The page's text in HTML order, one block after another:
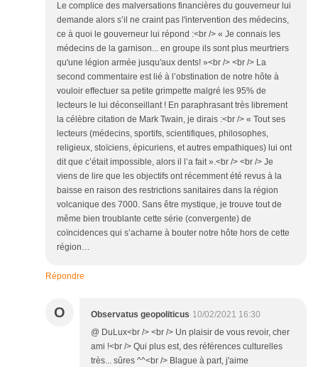
Le complice des malversations financières du gouverneur lui
demande alors s’il ne craint pas l'intervention des médecins,
ce à quoi le gouverneur lui répond :<br /> « Je connais les
médecins de la garnison... en groupe ils sont plus meurtriers
qu'une légion armée jusqu'aux dents! »<br /> <br /> La
second commentaire est lié à l’obstination de notre hôte à
vouloir effectuer sa petite grimpette malgré les 95% de
lecteurs le lui déconseillant ! En paraphrasant très librement
la célèbre citation de Mark Twain, je dirais :<br /> « Tout ses
lecteurs (médecins, sportifs, scientifiques, philosophes,
religieux, stoïciens, épicuriens, et autres empathiques) lui ont
dit que c’était impossible, alors il l’a fait ».<br /> <br /> Je
viens de lire que les objectifs ont récemment été revus à la
baisse en raison des restrictions sanitaires dans la région
volcanique des 7000. Sans être mystique, je trouve tout de
même bien troublante cette série (convergente) de
coïncidences qui s’acharne à bouter notre hôte hors de cette
région…
Répondre
O Observatus geopoliticus 10/02/2021 16:30
@ DuLux<br /> <br /> Un plaisir de vous revoir, cher
ami !<br /> Qui plus est, des références culturelles
très... sûres ^^<br /> Blague à part, j'aime